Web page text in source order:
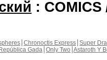
: COMICS
Chronoctis Express Super
Gada Only Two Astaroth Y